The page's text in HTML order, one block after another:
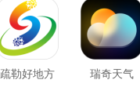
疏勒好地方 瑞奇天气